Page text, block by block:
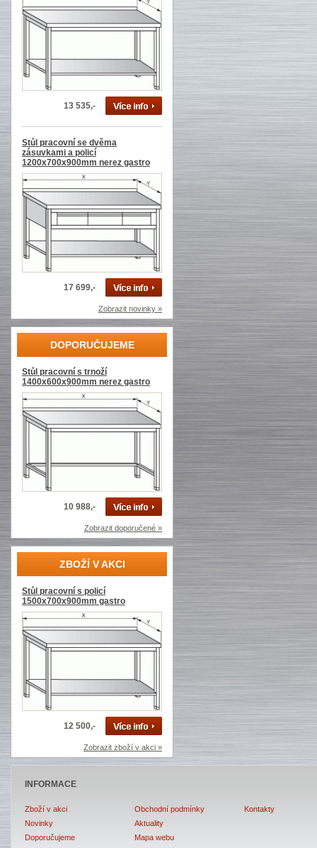
13 535,-
Stůl pracovní se dvěma
zásuvkami a policí
1200x700x900mm nerez gastro
17 699,-
Zobrazit novinky »
DOPORUČUJEME
Stůl pracovní s trnoží
1400x600x900mm nerez gastro
10 988,-
Zobrazit doporučené »
ZBOŽÍ V AKCI
Stůl pracovní s policí
1500x700x900mm gastro
12 500,-
Zobrazit zboží v akci »
INFORMACE
Zboží v akci
Novinky
Doporučujeme
Obchodní podmínky
Aktuality
Mapa webu
Kontakty